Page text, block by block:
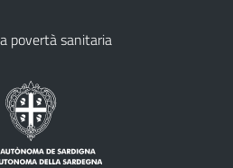
povertà sanitaria